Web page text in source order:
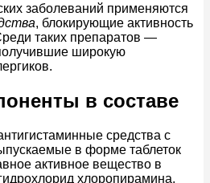
заболеваний применяются
, блокирующие активность
таких препаратов —
широкую
в составе
средства с
в форме таблеток
активное вещество в
хлоропирамина,